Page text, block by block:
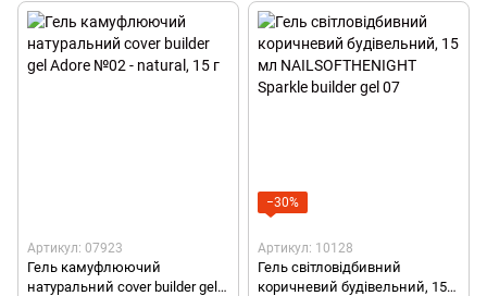
Артикул: 07923
Гель камуфлюючий
натуральний cover builder gel
−30%
Артикул: 10128
Гель світловідбивний
коричневий будівельний, 15